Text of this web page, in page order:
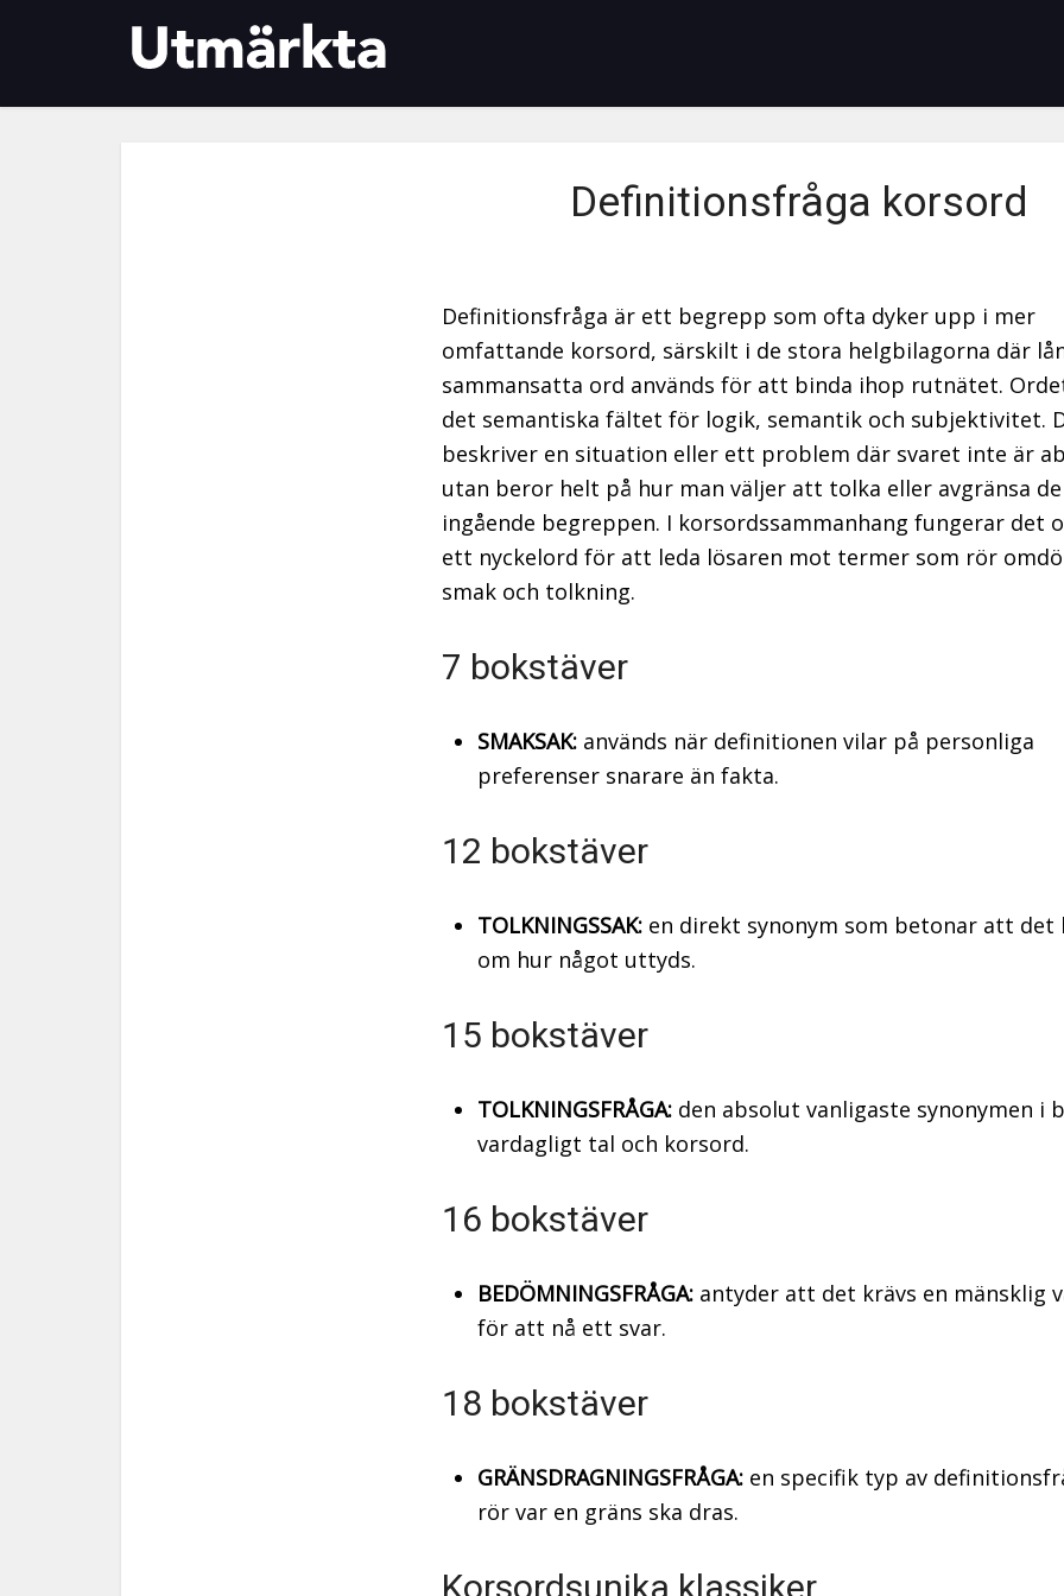
Definitionsfråga korsord
Definitionsfråga är ett begrepp som ofta dyker upp i mer
omfattande korsord, särskilt i de stora helgbilagorna där
sammansatta ord används för att binda ihop rutnätet.
det semantiska fältet för logik, semantik och subjektivitet.
beskriver en situation eller ett problem där svaret inte är
utan beror helt på hur man väljer att tolka eller avgränsa de
ingående begreppen. I korsordssammanhang fungerar det
ett nyckelord för att leda lösaren mot termer som rör
smak och tolkning.
7 bokstäver
SMAKSAK: används när definitionen vilar på personliga
preferenser snarare än fakta.
12 bokstäver
TOLKNINGSSAK: en direkt synonym som betonar att det
om hur något uttyds.
15 bokstäver
TOLKNINGSFRÅGA: den absolut vanligaste synonymen i
vardagligt tal och korsord.
16 bokstäver
BEDÖMNINGSFRÅGA: antyder att det krävs en mänsklig
för att nå ett svar.
18 bokstäver
GRÄNSDRAGNINGSFRÅGA: en specifik typ av
rör var en gräns ska dras.
Korsordsunika klassiker